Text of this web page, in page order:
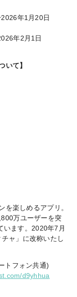
年1月20日
年2月1日
いて】
を楽しめるアプリ。
万ユーザーを突
います。2020年7月
ャ」に改称いたし
トフォン共通)
d9yhhua